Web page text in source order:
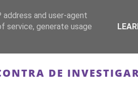
MEMORIA RÉGIMEN -
DE
and user-agent
service, generate usage